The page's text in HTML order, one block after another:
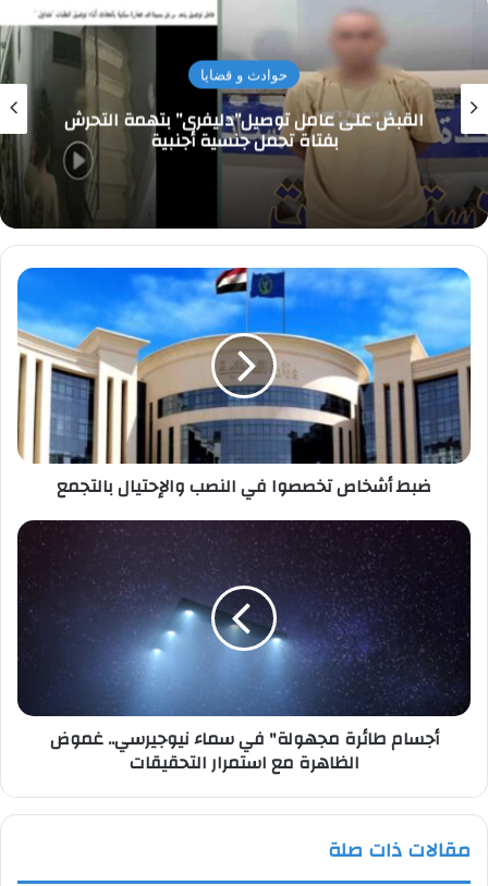
حوادث و قضايا
القبض على عامل توصيل”دليفرى” بتهمة التحرش
بفتاة تحمل جنسية أجنبية
ضبط
أشخاص
في
النصب
والإحتيال
بالتجمع
ضبط أشخاص تخصصوا في النصب والإحتيال بالتجمع
أجسام
مجهولة"
نيوجيرسي..
غموض
الظاهرة
مع
استمرارأجسام طائرة مجهولة" في سماء نيوجيرسي.. غموض
الظاهرة مع استمرار التحقيقات
مقالات ذات صلة